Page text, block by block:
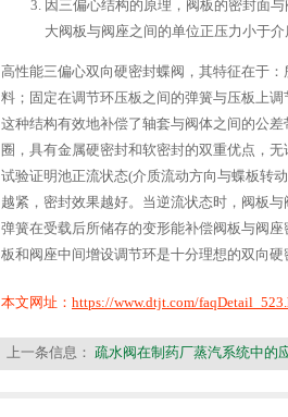
因三偏心结构的原理，阀板的密封面
大阀板与阀座之间的单位正压力小于介
高性能三偏心双向硬密封蝶阀，其特征在于
料；固定在调节环压板之间的弹簧与压板上调
这种结构有效地补偿了轴套与阀体之间的公
圈，具有金属硬密封和软密封的双重优点，
试验证明池正流状态(介质流动方向与蝶板转
越紧，密封效果越好。当逆流状态时，阀板
弹簧在受载后所储存的变形能补偿阀板与阀
板和阀座中间增设调节环是十分理想的双向
本文网址： https://www.dtjt.com/
上一条信息： 疏水阀在制药厂蒸汽系统中的